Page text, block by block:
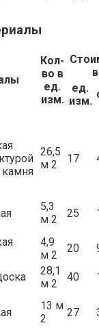
Кол-
во в
ед.
изм.
ед.
изм.
камня
26,5
м 2
17
5,3
м 2
25
4,9
м 2
20
28,1
м 2
40
13 м
2
27